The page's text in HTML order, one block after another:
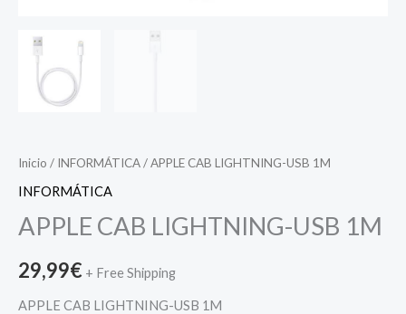
Inicio / INFORMÁTICA/ APPLE CAB LIGHTNING-USB 1M
INFORMÁTICA
APPLE CAB LIGHTNING-USB 1M
29,99€ + Free Shipping
APPLE CAB LIGHTNING-USB 1M